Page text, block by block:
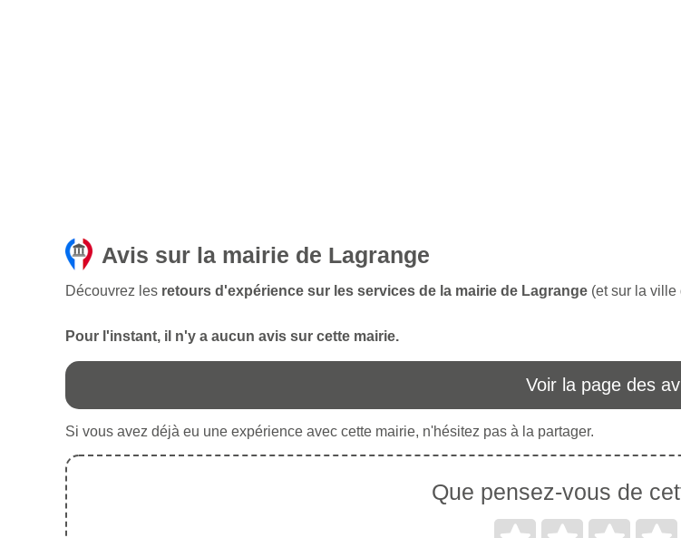
Avis sur la mairie de Lagrange
Découvrez les retours d'expérience sur les services de la mairie de Lagrange (et sur la
Pour l'instant, il n'y a aucun avis sur cette mairie.
Voir la page des
Si vous avez déjà eu une expérience avec cette mairie, n'hésitez pas à la partager.
Que pensez-vous de